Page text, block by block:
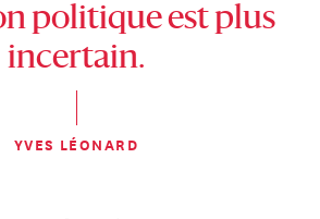
politique est plus
incertain.
YVES LÉONARD